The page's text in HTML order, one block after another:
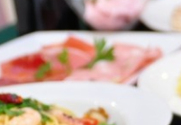
OK(土日休み) 土日祝のみ勤務OK
間の定めなし